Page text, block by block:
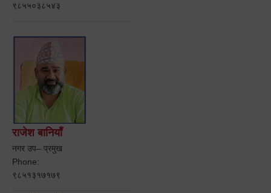
९८५५०३८५४३
राजेश बानियाँ
नगर उप– प्रमुख
Phone:
९८५१३१७१७९